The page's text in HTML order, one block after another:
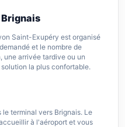
Saint-Exupéry est organisé
et le nombre de
une arrivée tardive ou un
la plus confortable.
le terminal vers Brignais. Le
à l'aéroport et vous